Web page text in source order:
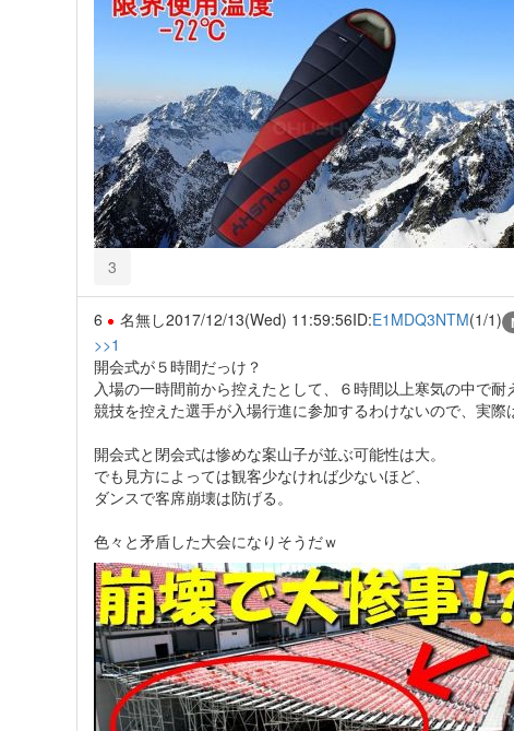
3
6 名無し2017/12/13(Wed) 11:59:56ID:E1MDQ3NTM(1/1)
>>1
開会式が５時間だっけ？
入場の一時間前から控えたとして、６時間以上寒気の中で耐
競技を控えた選手が入場行進に参加するわけないので、実際
開会式と閉会式は惨めな案山子が並ぶ可能性は大。
でも見方によっては観客少なければ少ないほど、
ダンスで客席崩壊は防げる。
色々と矛盾した大会になりそうだｗ